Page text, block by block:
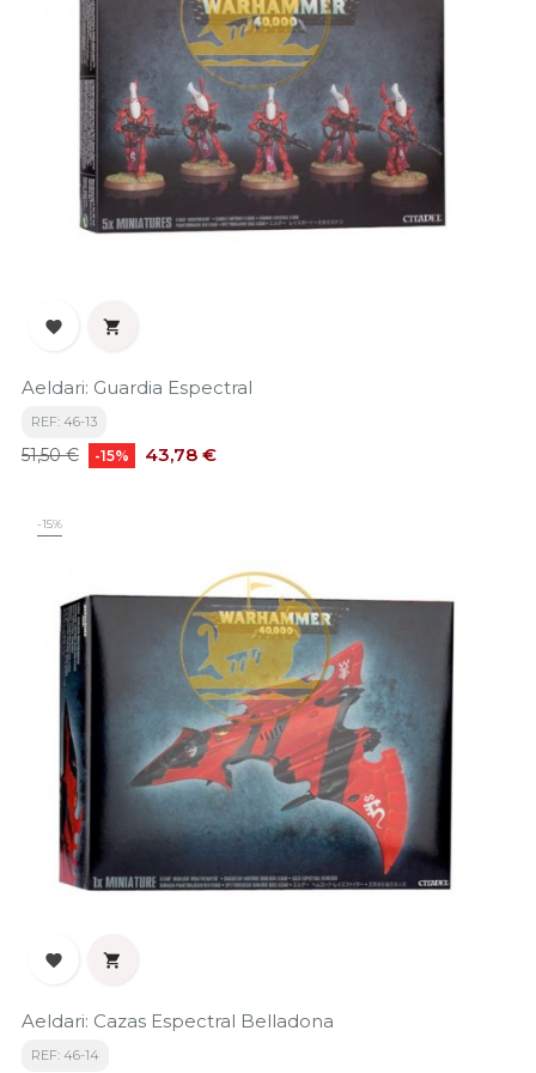
 
Aeldari: Guardia Espectral
REF: 46-13
Precio
51,50 € -15% Precio
43,78 €
-15%
 
Aeldari: Cazas Espectral Belladona
REF: 46-14